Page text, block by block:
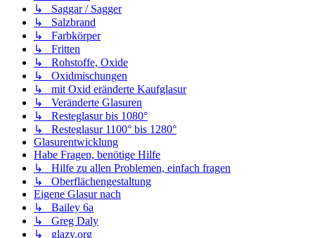
↳ Saggar / Sagger
↳ Salzbrand
↳ Farbkörper
↳ Fritten
↳ Rohstoffe, Oxide
↳ Oxidmischungen
↳ mit Oxid eränderte Kaufglasur
↳ Veränderte Glasuren
↳ Resteglasur bis 1080°
↳ Resteglasur 1100° bis 1280°
Glasurentwicklung
Habe Fragen, benötige Hilfe
↳ Hilfe zu allen Problemen, einfach fragen
↳ Oberflächengestaltung
Eigene Glasur nach
↳ Bailey 6a
↳ Greg Daly
↳ glazy.org